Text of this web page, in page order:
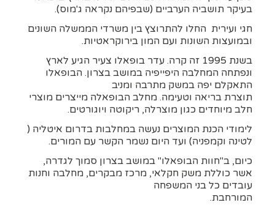
בעיקר תושביה הערביים (שבפיהם נקראה ג'מוס).
חגי ועירית החלו להתרוצץ בין משרדי הממשלה השונים
ובמועצות השונות ועם המון בירוקראטיות.
בשנת 1995 זה קרה. עדר בופאלו צעיר הגיע לארץ
ונפתחה המחלבה היפייפיה במושב בצרון. הבופאלו
התאקלם יפה במשק מתרבה ומניב
תוצרת בריאה וטעימה. מחלב הבופאלה מייצרים מוצרי
חלב מיוחדים כגון מוצרלה, ריקוטה ויוגורטים.
לימודי הכנת המוצרים נעשה במחלבות בדרום איטליה (
לטינה וקמפניה) ועד היום נשמר הקשר עם המורים.
כיום, ב"חוות הבופאלו" במושב בצרון סמוך לגדרה,
אשר כוללת משק חקלאי, מרכז מבקרים, מחלבה וחנות
עובדים כל בני המשפחה
המורחבת.